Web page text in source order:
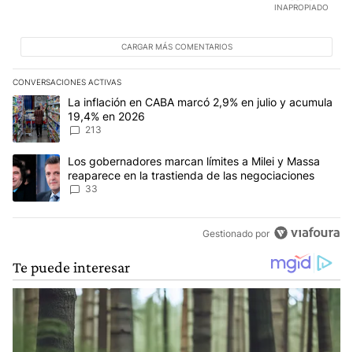
INAPROPIADO
CARGAR MÁS COMENTARIOS
CONVERSACIONES ACTIVAS
Este listado muestra los artículos con más comentarios en los
Un artículo de tendencia con el título "La inflación en CABA
La inflación en CABA marcó 2,9% en julio y acumula
19,4% en 2026
213
Un artículo de tendencia con el título "Los gobernadores
Los gobernadores marcan límites a Milei y Massa
reaparece en la trastienda de las negociaciones
33
Gestionado por